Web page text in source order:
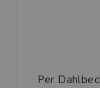
Per